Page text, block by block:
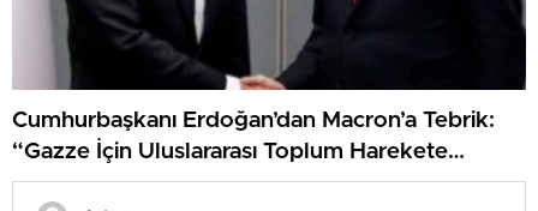
Cumhurbaşkanı Erdoğan’dan Macron’a Tebrik:
“Gazze İçin Uluslararası Toplum Harekete
Geçmeli”